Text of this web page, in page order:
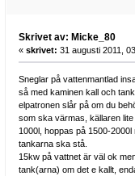
Skrivet av: Micke_80
« skrivet: 31 augusti 2011,
Sneglar på vattenmantlad
så med kaminen kall och
elpatronen slår på om du
som ska värmas, källaren
1000l, hoppas på 1500-
tankarna ska stå.
15kw på vattnet är väl ok
tank(arna) om det e kallt,